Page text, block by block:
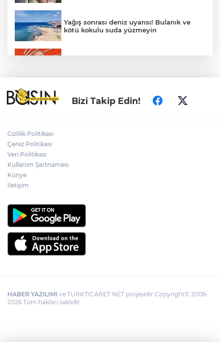
Yağış sonrası deniz uyarısı! Bulanık ve
kötü kokulu suda yüzmeyin
Türkiye ile Vietnam arasında 'hava'da
yeni dönem... Sefer kapasitesi artırıldı
Bizi Takip Edin!
Gizlilik Politikası
Çerez Politikası
Veri Politikası
Kullanım Şartnamesi
Künye
İletişim
HABER YAZILIMI ve TURKTICARET.NET projesidir Copyright© 2006-
2026 Tüm hakları saklıdır.